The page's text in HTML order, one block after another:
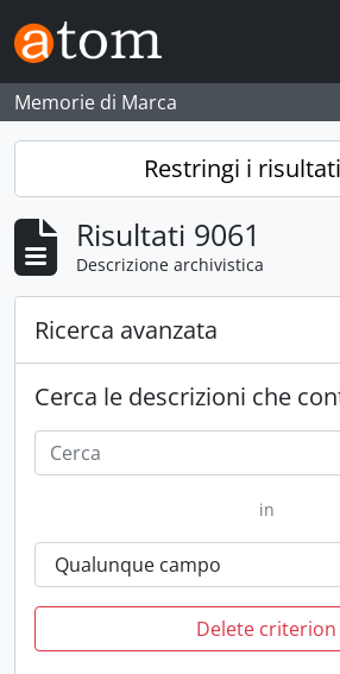
Skip to main content
Memorie di Marca
Restringi i
Risultati 9061
Descrizione archivistica
Ricerca avanzata
Cerca le descrizioni che
in
Delete criterion